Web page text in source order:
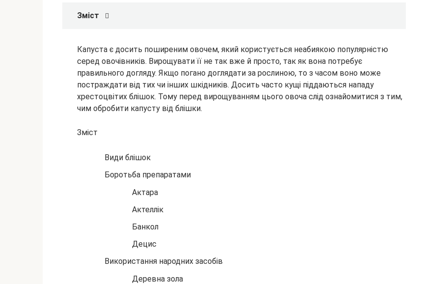
Зміст
Капуста є досить поширеним овочем, який користується неабиякою популярністю
серед овочівників. Вирощувати її не так вже й просто, так як вона потребує
правильного догляду. Якщо погано доглядати за рослиною, то з часом воно може
постраждати від тих чи інших шкідників. Досить часто кущі піддаються нападу
хрестоцвітих блішок. Тому перед вирощуванням цього овоча слід ознайомитися з тим,
чим обробити капусту від блішки.
Зміст
Види блішок
Боротьба препаратами
Актара
Актеллік
Банкол
Децис
Використання народних засобів
Деревна зола